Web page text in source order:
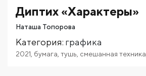
Диптих «Характеры»
Наташа Топорова
Категория: графика
2021 бумага тушь смешанная техника